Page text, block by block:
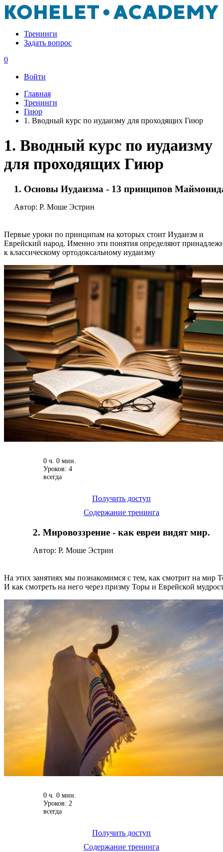
Тренинги
Задать вопрос
0
Войти
Главная
Тренинги
Гиюр
1. Вводный курc по иудаизму для проходящих Гиюр
1. Вводный курc по иудаизму
для проходящих Гиюр
1. Основы Иудаизма - 13 принципов
Автор: Р. Моше Эстрин
Первые уроки по принципам на которых стоит Иудаизм и
Еврейский народ. Именно эти понятия определяют
к классическому ортодоксальному иудаизму
0 ч. 0 мин.
Уроков: 4
всегда
Получить доступ
Содержание тренинга
2. Мировоззрение - как евреи видят мир.
Автор: Р. Моше Эстрин
На этих занятиях мы познакомимся с тем, как смотрит на мир
И как смотреть на него через призму Торы и Еврейской
0 ч. 0 мин.
Уроков: 2
всегда
Получить доступ
Содержание тренинга